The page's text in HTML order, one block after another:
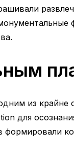
из
для